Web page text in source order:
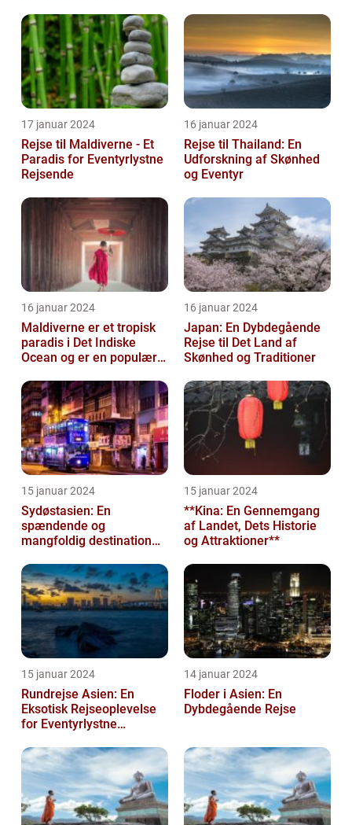
17 januar 2024
Rejse til Maldiverne - Et
Paradis for Eventyrlystne
Rejsende
16 januar 2024
Rejse til Thailand: En
Udforskning af Skønhed
og Eventyr
16 januar 2024
Maldiverne er et tropisk
paradis i Det Indiske
Ocean og er en populær
og ev...
16 januar 2024
Japan: En Dybdegående
Rejse til Det Land af
Skønhed og Traditioner
15 januar 2024
Sydøstasien: En
spændende og
mangfoldig destination
rejsende
15 januar 2024
**Kina: En Gennemgang
af Landet, Dets Historie
og Attraktioner**
15 januar 2024
Rundrejse Asien: En
Eksotisk Rejseoplevelse
for Eventyrlystne
14 januar 2024
Floder i Asien: En
Dybdegående Rejse